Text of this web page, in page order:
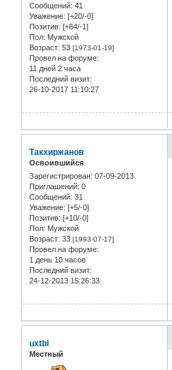
Сообщений: 41
Уважение: [+20/-0]
Позитив: [+84/-1]
Пол: Мужской
Возраст: 53 [1973-01-19]
Провел на форуме:
11 дней 2 часа
Последний визит:
26-10-2017 11:10:27
Такхиржанов
Освоившийся
Зарегистрирован: 07-09-2013
Приглашений: 0
Сообщений: 31
Уважение: [+5/-0]
Позитив: [+10/-0]
Пол: Мужской
Возраст: 33 [1993-07-17]
Провел на форуме:
1 день 10 часов
Последний визит:
24-12-2013 15:26:33
uxtbl
Местный